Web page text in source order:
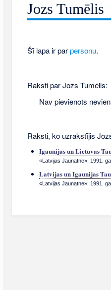
Jozs Tumēlis
Šī lapa ir parpersonu.
Raksti par Jozs Tumēlis:
Nav pievienots
Raksti, ko uzrakstījis
Igaunijas un Lietuvas
«Latvijas Jaunatne», 1991.
Latvijas un Igaunijas
«Latvijas Jaunatne», 1991.